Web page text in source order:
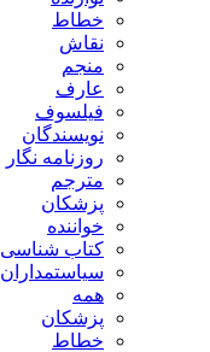
خطاط
نقاش
منجم
عارف
فیلسوف
نویسندگان
روزنامه نگار
مترجم
پزشکان
خواننده
کتاب شناسی
سیاستمداران
همه
پزشکان
خطاط